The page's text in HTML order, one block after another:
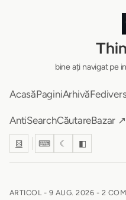
bine ați navigat pe
AcasăPaginiArhivă
AntiSearchCăutareBazar ↗
⚄ ⌨ ☾ ◧
ARTICOL - 9 AUG. 2026 - 2